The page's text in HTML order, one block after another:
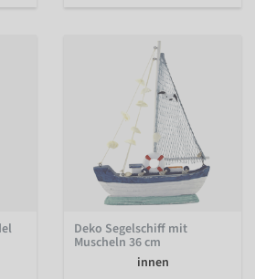
Deko Segelschiff mit
Muscheln 36 cm
innen